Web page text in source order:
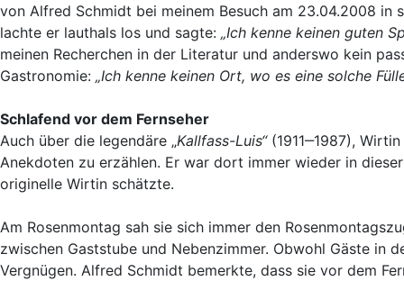
von Alfred Schmidt bei meinem Besuch am 23.04.2008 in
lachte er lauthals los und sagte: „Ich kenne keinen guten
meinen Recherchen in der Literatur und anderswo kein
Gastronomie: „Ich kenne keinen Ort, wo es eine solche
Schlafend vor dem Fernseher
Auch über die legendäre „Kallfass-Luis“(1911‒1987),
Anekdoten zu erzählen. Er war dort immer wieder in
originelle Wirtin schätzte.
Am Rosenmontag sah sie sich immer den
zwischen Gaststube und Nebenzimmer. Obwohl Gäste in
Vergnügen. Alfred Schmidt bemerkte, dass sie vor dem